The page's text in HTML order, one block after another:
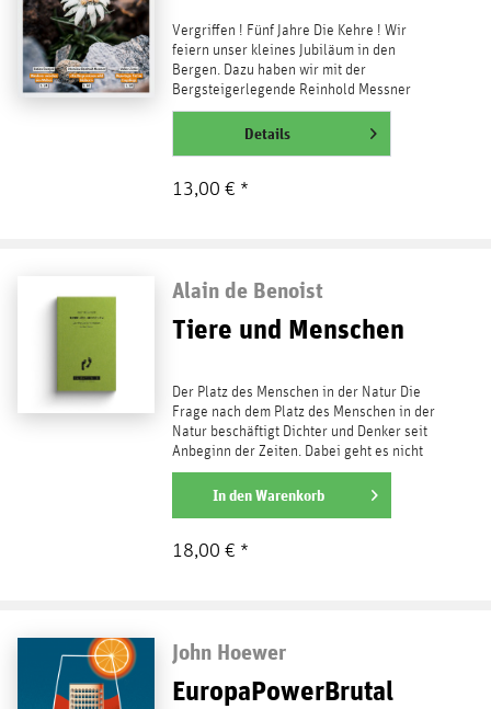
Vergriffen ! Fünf Jahre Die Kehre ! Wir
feiern unser kleines Jubiläum in den
Bergen. Dazu haben wir mit der
Bergsteigerlegende Reinhold Messner
gesprochen: Es geht um primäre...
weiterlesenDetails
13,00 € *
Alain de Benoist
Tiere und Menschen
Der Platz des Menschen in der Natur Die
Frage nach dem Platz des Menschen in der
Natur beschäftigt Dichter und Denker seit
Anbeginn der Zeiten. Dabei geht es nicht
um...
weiterlesen
In denWarenkorb
18,00 € *
John Hoewer
EuropaPowerBrutal